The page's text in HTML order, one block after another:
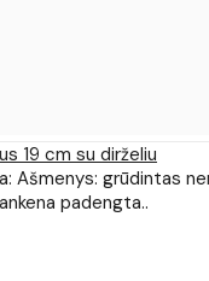
19 cm su dirželiu
Ašmenys: grūdintas
padengta..